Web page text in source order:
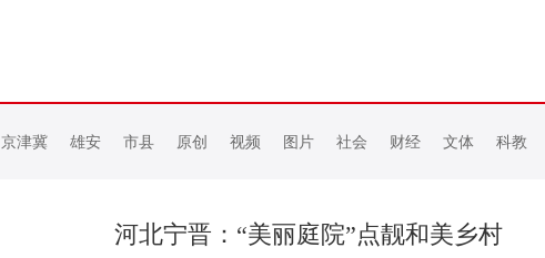
京津冀 雄安 市县 原创 视频 图片 社会 财经 文体 科教
河北宁晋：“美丽庭院”点靓和美乡村